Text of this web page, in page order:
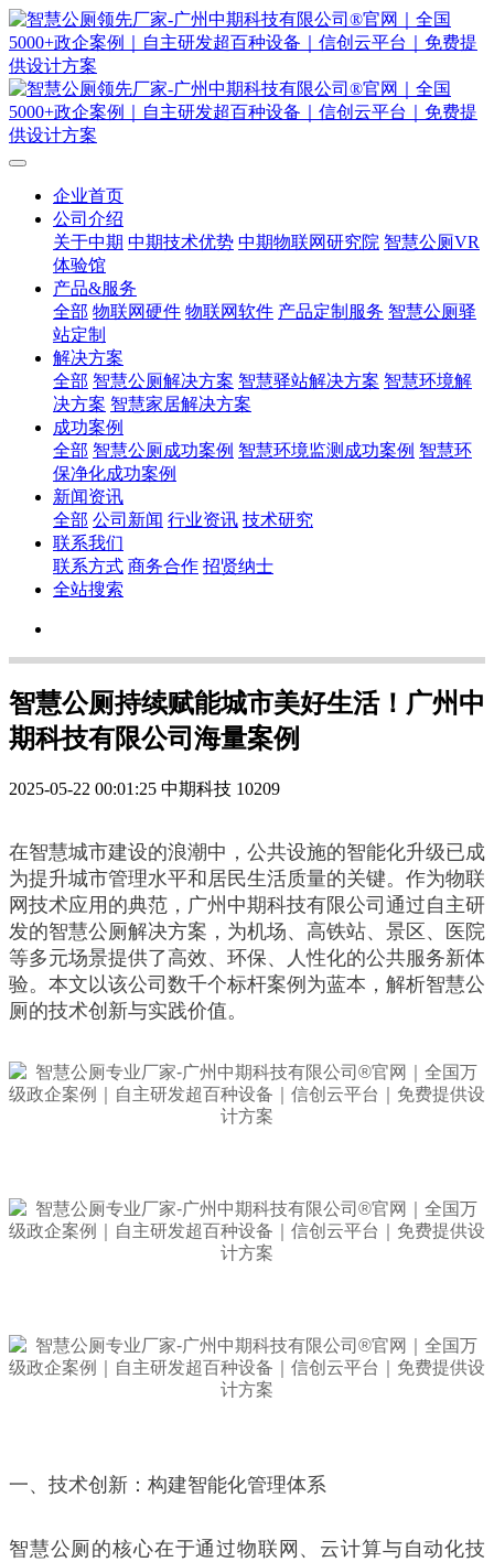
企业首页
公司介绍
关于中期 中期技术优势 中期物联网研究院 智慧公厕VR
体验馆
产品&服务
全部 物联网硬件 物联网软件 产品定制服务 智慧公厕驿
站定制
解决方案
全部 智慧公厕解决方案 智慧驿站解决方案 智慧环境解
决方案 智慧家居解决方案
成功案例
全部 智慧公厕成功案例 智慧环境监测成功案例 智慧环
保净化成功案例
新闻资讯
全部 公司新闻 行业资讯 技术研究
联系我们
联系方式 商务合作 招贤纳士
全站搜索
智慧公厕持续赋能城市美好生活！广州中
期科技有限公司海量案例
2025-05-22 00:01:25 中期科技 10209
在智慧城市建设的浪潮中，公共设施的智能化升级已成
为提升城市管理水平和居民生活质量的关键。作为物联
网技术应用的典范，广州中期科技有限公司通过自主研
发的智慧公厕解决方案，为机场、高铁站、景区、医院
等多元场景提供了高效、环保、人性化的公共服务新体
验。本文以该公司数千个标杆案例为蓝本，解析智慧公
厕的技术创新与实践价值。
一、技术创新：构建智能化管理体系
智慧公厕的核心在于通过物联网、云计算与自动化技